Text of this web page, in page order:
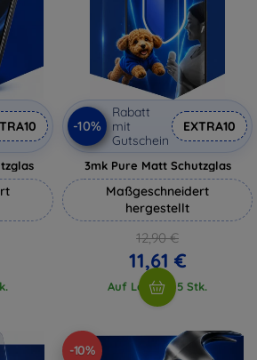
-10%
Rabatt
mit
Gutschein
EXTRA10
3mk Pure Matt Schutzglas
Maßgeschneidert
hergestellt
12,90 €
11,61 €
Auf Lager > 5 Stk.
-10%